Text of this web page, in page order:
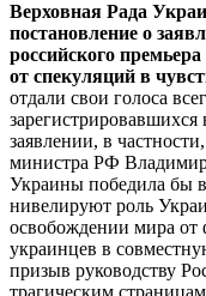
Верховная Рада
постановление о
российского
от спекуляций в
отдали свои голоса
зарегистрировавшихся
заявлении, в
министра РФ
Украины победила бы
нивелируют роль
освобождении мира от
украинцев в
призыв руководству
трагическим